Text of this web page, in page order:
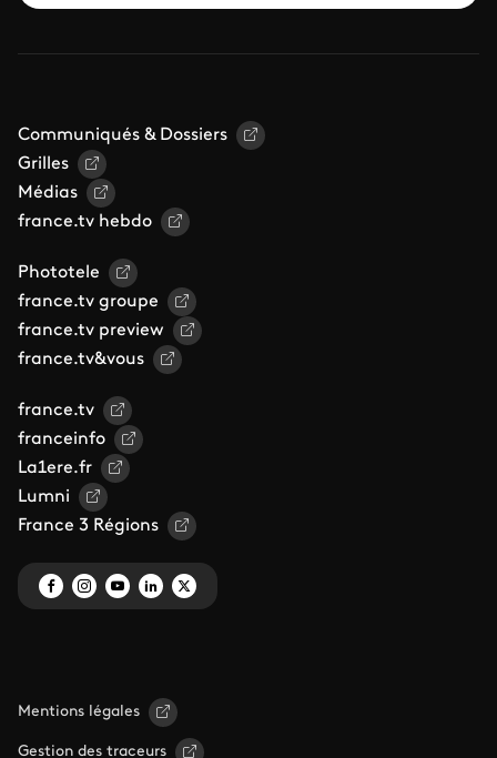
Communiqués & Dossiers
Grilles
Médias
france.tv hebdo
Phototele
france.tv groupe
france.tv preview
france.tv&vous
france.tv
franceinfo
La1ere.fr
Lumni
France 3 Régions
Mentions légales
Gestion des traceurs